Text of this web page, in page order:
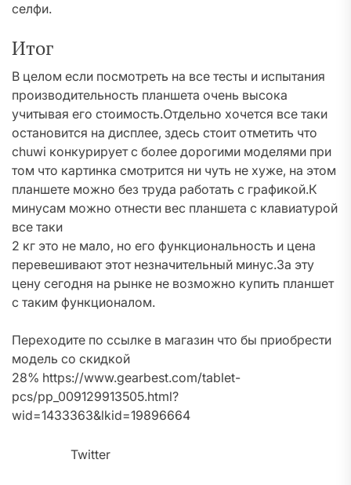
селфи.
Итог
В целом если посмотреть на все тесты и испытания
производительность планшета очень высока
учитывая его стоимость.Отдельно хочется все таки
остановится на дисплее, здесь стоит отметить что
chuwi конкурирует с более дорогими моделями при
том что картинка смотрится ни чуть не хуже, на этом
планшете можно без труда работать с графикой.К
минусам можно отнести вес планшета с клавиатурой
все таки
2 кг это не мало, но его функциональность и цена
перевешивают этот незначительный минус.За эту
цену сегодня на рынке не возможно купить планшет
с таким функционалом.
Переходите по ссылке в магазин что бы приобрести
модель со скидкой
28% https://www.gearbest.com/tablet-
pcs/pp_009129913505.html?
wid=1433363&lkid=19896664
Twitter